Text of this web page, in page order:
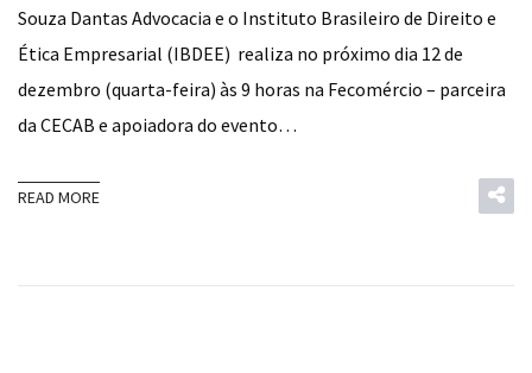
Souza Dantas Advocacia e o Instituto Brasileiro de Direito e
Ética Empresarial (IBDEE) realiza no próximo dia 12 de
dezembro (quarta-feira) às 9 horas na Fecomércio – parceira
da CECAB e apoiadora do evento…
READ MORE